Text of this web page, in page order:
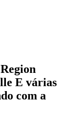
E várias
com a